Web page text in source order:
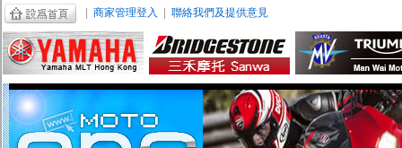
商家管理登入 聯絡我們及提供意見